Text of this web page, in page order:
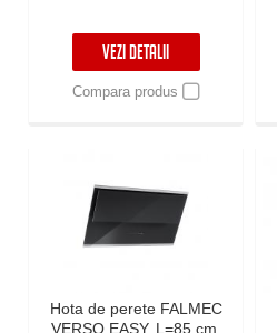
VEZI DETALII
Compara produs
Hota de perete FALMEC
VERSO EASY, L=85 cm,